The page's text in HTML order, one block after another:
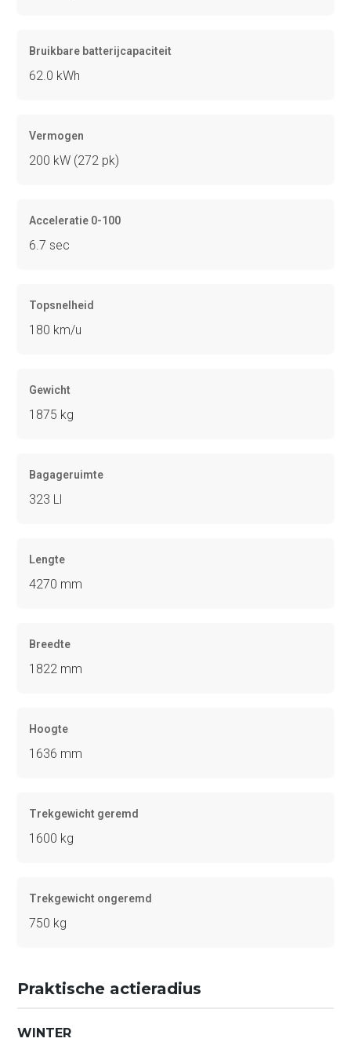
Bruikbare batterijcapaciteit
62.0 kWh
Vermogen
200 kW (272 pk)
Acceleratie 0-100
6.7 sec
Topsnelheid
180 km/u
Gewicht
1875 kg
Bagageruimte
323 Ll
Lengte
4270 mm
Breedte
1822 mm
Hoogte
1636 mm
Trekgewicht geremd
1600 kg
Trekgewicht ongeremd
750 kg
Praktische actieradius
WINTER